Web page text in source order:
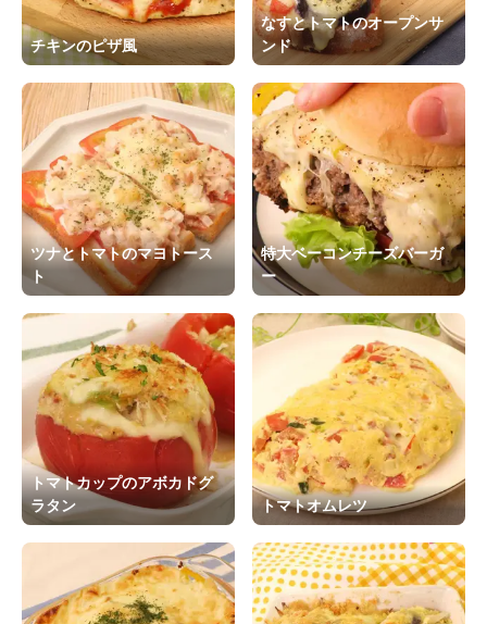
チキンのピザ風
なすとトマトのオープンサ
ンド
ツナとトマトのマヨトース
ト
特大ベーコンチーズバーガ
ー
トマトカップのアボカドグ
ラタン
トマトオムレツ